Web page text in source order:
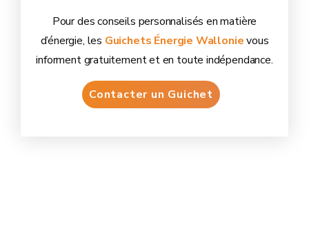
Pour des conseils personnalisés en matière
d’énergie, les Guichets Énergie Wallonievous
informent gratuitement et en toute indépendance.
Contacter un Guichet